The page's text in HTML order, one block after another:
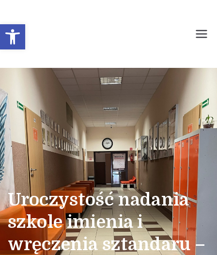
Otwórz pasek narzędzi
Młodzieży Nr 1 w
Sochaczewie
Uroczystość nadania
szkole imienia i
wręczenia sztandaru –